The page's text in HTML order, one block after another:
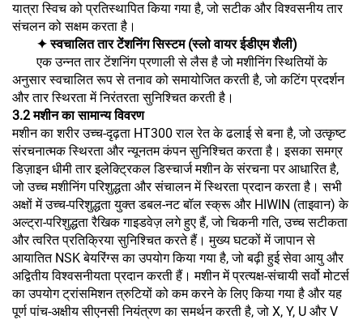
यात्रा स्विच को प्रतिस्थापित किया गया है, जो सटीक और विश्वसनीय तार
संचलन को सक्षम करता है।
✦ स्वचालित तार टेंशनिंग सिस्टम (स्लो वायर ईडीएम शैली)
एक उन्नत तार टेंशनिंग प्रणाली से लैस है जो मशीनिंग स्थितियों के
अनुसार स्वचालित रूप से तनाव को समायोजित करती है, जो कटिंग प्रदर्शन
और तार स्थिरता में निरंतरता सुनिश्चित करती है।
3.2 मशीन का सामान्य विवरण
मशीन का शरीर उच्च-दृढ़ता HT300 राल रेत के ढलाई से बना है, जो उत्कृष्ट
संरचनात्मक स्थिरता और न्यूनतम कंपन सुनिश्चित करता है। इसका समग्र
डिज़ाइन धीमी तार इलेक्ट्रिकल डिस्चार्ज मशीन के संरचना पर आधारित है,
जो उच्च मशीनिंग परिशुद्धता और संचालन में स्थिरता प्रदान करता है। सभी
अक्षों में उच्च-परिशुद्धता युक्त डबल-नट बॉल स्क्रू और HIWIN (ताइवान) के
अल्ट्रा-परिशुद्धता रैखिक गाइडवेज़ लगे हुए हैं, जो चिकनी गति, उच्च सटीकता
और त्वरित प्रतिक्रिया सुनिश्चित करते हैं। मुख्य घटकों में जापान से
आयातित NSK बेयरिंग्स का उपयोग किया गया है, जो बढ़ी हुई सेवा आयु और
अद्वितीय विश्वसनीयता प्रदान करती हैं। मशीन में प्रत्यक्ष-संचायी सर्वो मोटर्स
का उपयोग ट्रांसमिशन त्रुटियों को कम करने के लिए किया गया है और यह
पूर्ण पांच-अक्षीय सीएनसी नियंत्रण का समर्थन करती है, जो X, Y, U और V